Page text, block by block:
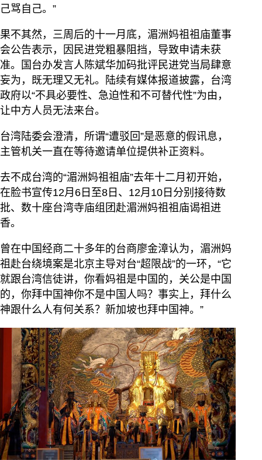
己骂自己。”
果不其然，三周后的十一月底，湄洲妈祖祖庙董事
会公告表示，因民进党粗暴阻挡，导致申请未获
准。国台办发言人陈斌华加码批评民进党当局肆意
妄为，既无理又无礼。陆续有媒体报道披露，台湾
政府以“不具必要性、急迫性和不可替代性”为由，
让中方人员无法来台。
台湾陆委会澄清，所谓“遭驳回”是恶意的假讯息，
主管机关一直在等待邀请单位提供补正资料。
去不成台湾的“湄洲妈祖祖庙”去年十二月初开始，
在脸书宣传12月6日至8日、12月10日分别接待数
批、数十座台湾寺庙组团赴湄洲妈祖祖庙谒祖进
香。
曾在中国经商二十多年的台商廖金漳认为，湄洲妈
祖赴台绕境案是北京主导对台“超限战”的一环，“它
就跟台湾信徒讲，你看妈祖是中国的，关公是中国
的，你拜中国神你不是中国人吗？事实上，拜什么
神跟什么人有何关系？新加坡也拜中国神。”